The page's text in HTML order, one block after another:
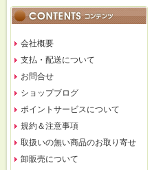
会社概要
支払・配送について
お問合せ
ショップブログ
ポイントサービスについて
規約＆注意事項
取扱いの無い商品のお取り寄せ
卸販売について